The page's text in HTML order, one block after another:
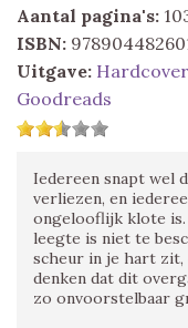
Aantal pagina's:
ISBN:
Uitgave: Hardcover
Goodreads
Iedereen snapt wel
verliezen, en
ongelooflijk klote is.
leegte is niet te
scheur in je hart
denken dat dit
zo onvoorstelbaar